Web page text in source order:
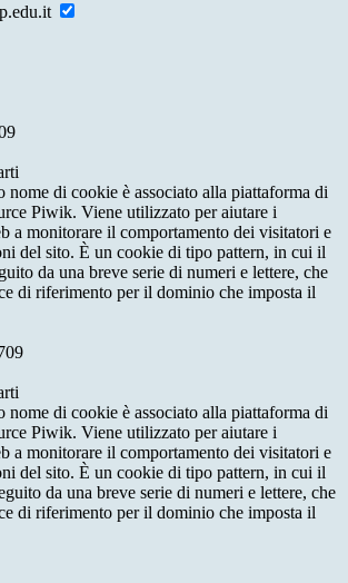
nome di cookie è associato alla piattaforma di
Piwik. Viene utilizzato per aiutare i
a monitorare il comportamento dei visitatori e
del sito. È un cookie di tipo pattern, in cui il
da una breve serie di numeri e lettere, che
di riferimento per il dominio che imposta il
nome di cookie è associato alla piattaforma di
Piwik. Viene utilizzato per aiutare i
a monitorare il comportamento dei visitatori e
del sito. È un cookie di tipo pattern, in cui il
da una breve serie di numeri e lettere, che
di riferimento per il dominio che imposta il